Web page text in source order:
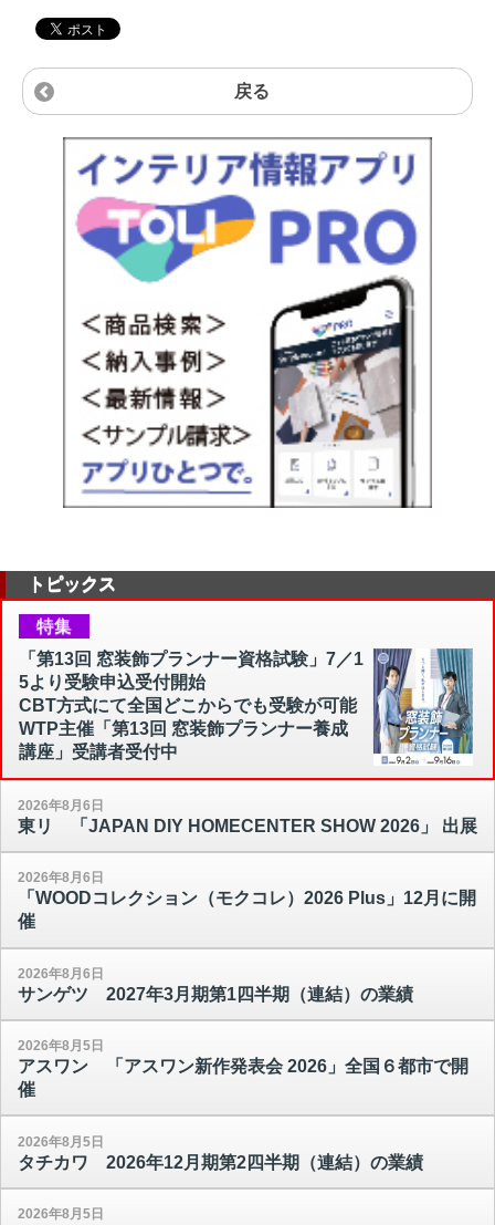
戻る
トピックス
特集
「第13回 窓装飾プランナー資格試験」7／1
5より受験申込受付開始
CBT方式にて全国どこからでも受験が可能
WTP主催「第13回 窓装飾プランナー養成
講座」受講者受付中
2026年8月6日
東リ 「JAPAN DIY HOMECENTER SHOW 2026」 出展
2026年8月6日
「WOODコレクション（モクコレ）2026 Plus」12月に開
催
2026年8月6日
サンゲツ 2027年3月期第1四半期（連結）の業績
2026年8月5日
アスワン 「アスワン新作発表会 2026」全国６都市で開
催
2026年8月5日
タチカワ 2026年12月期第2四半期（連結）の業績
2026年8月5日